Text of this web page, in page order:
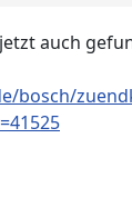
auch
bosch/